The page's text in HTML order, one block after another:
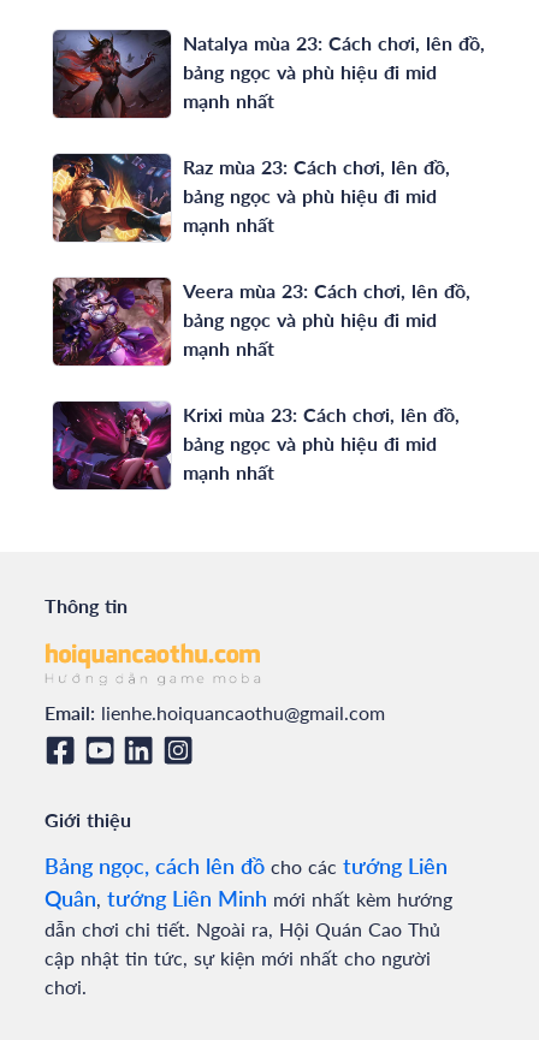
Natalya mùa 23: Cách chơi, lên đồ,
bảng ngọc và phù hiệu đi mid
mạnh nhất
Raz mùa 23: Cách chơi, lên đồ,
bảng ngọc và phù hiệu đi mid
mạnh nhất
Veera mùa 23: Cách chơi, lên đồ,
bảng ngọc và phù hiệu đi mid
mạnh nhất
Krixi mùa 23: Cách chơi, lên đồ,
bảng ngọc và phù hiệu đi mid
mạnh nhất
Thông tin
Email: lienhe.hoiquancaothu@gmail.com
Giới thiệu
Bảng ngọc, cách lên đồ cho các tướng Liên
Quân tướng Liên Minh mới nhất kèm hướng
dẫn chơi chi tiết. Ngoài ra, Hội Quán Cao Thủ
cập nhật tin tức, sự kiện mới nhất cho người
chơi.